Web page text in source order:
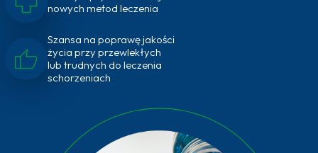
nowych metod leczenia
Szansa na poprawę jakości
życia przy przewlekłych
lub trudnych do leczenia
schorzeniach